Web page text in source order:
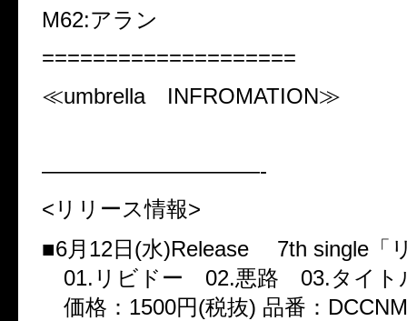
M62:アラン
====================
≪umbrella INFROMATION≫
——————————-
<リリース情報>
■6月12日(水)Release 7th single「
01.リビドー 02.悪路 03.タイト
価格：1500円(税抜) 品番：